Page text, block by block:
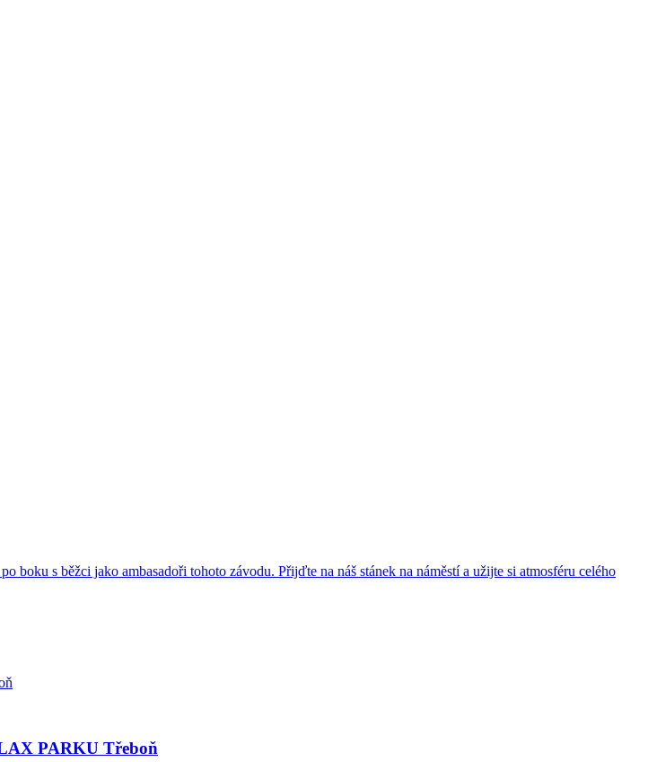
s běžci jako ambasadoři tohoto závodu. Přijďte na náš stánek na náměstí a užijte si atmosféru celého
PARKU Třeboň